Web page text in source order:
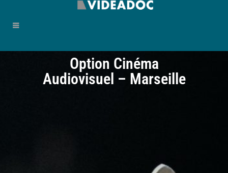
Option Cinéma
Audiovisuel – Marseille